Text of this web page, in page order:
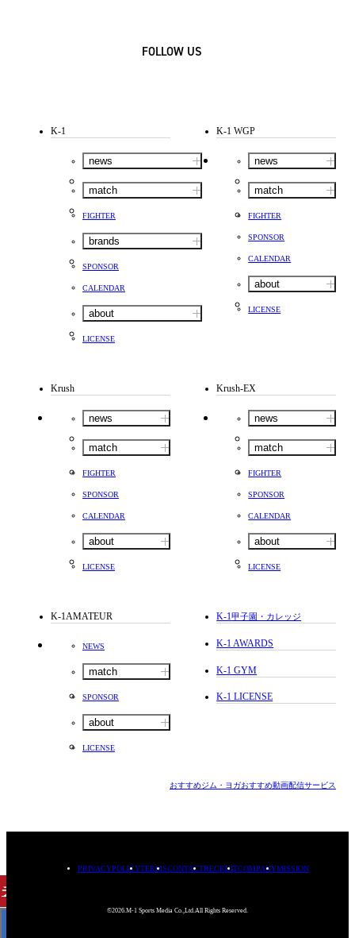
チケット
FOLLOW US
K-1
news
match
FIGHTER
brands
SPONSOR
CALENDAR
about
LICENSE
K-1 WGP
news
match
FIGHTER
SPONSOR
CALENDAR
about
LICENSE
Krush
news
match
FIGHTER
SPONSOR
CALENDAR
about
LICENSE
Krush-EX
news
match
FIGHTER
SPONSOR
CALENDAR
about
LICENSE
K-1AMATEUR
NEWS
match
SPONSOR
about
LICENSE
K-1甲子園・カレッジ
K-1 AWARDS
K-1 GYM
K-1 LICENSE
おすすめジム・ヨガおすすめ動画配信サービス
PRIVACYPOLICYTERMSCONTACTRECRUITCOMPANYMISSION
©2026.M-1 Sports Media Co.,Ltd.All Rights Reserved.